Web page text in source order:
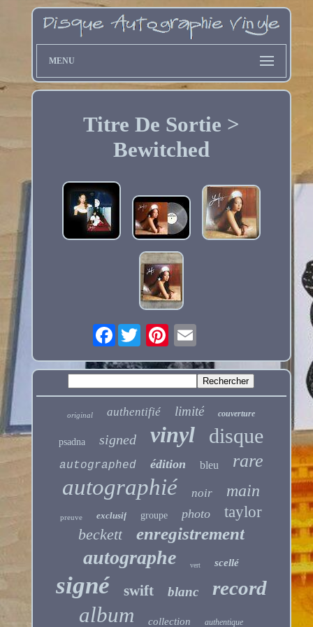
MENU
Titre De Sortie >
Bewitched
Facebook
original authentifié limité couverture
psadna signed vinyl disque
autographed édition bleu rare
autographié noir main
preuve exclusif groupe photo
taylor
beckett
enregistrement
autographe vert scellé
signé swift blanc record
album collection authentique